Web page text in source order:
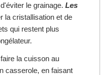
le grainage. Les
la cristallisation et de
qui restent plus
la cuisson au
casserole, en faisant